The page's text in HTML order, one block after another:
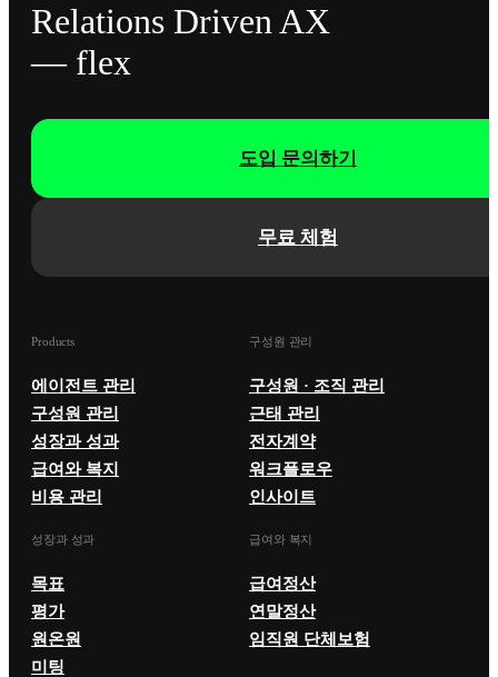
Relations Driven AX
— flex
무료 체험
도입 문의하기
Products
에이전트 관리
구성원 관리
성장과 성과
급여와 복지
비용 관리
구성원 관리
구성원 · 조직 관리
근태 관리
전자계약
워크플로우
인사이트
성장과 성과
목표
평가
원온원
미팅
급여와 복지
급여정산
연말정산
임직원 단체보험